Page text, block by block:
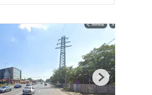
Next